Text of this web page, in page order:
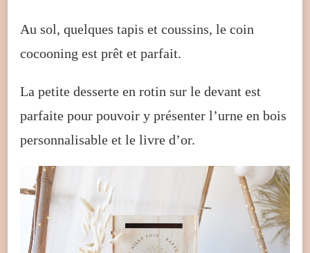
Au sol, quelques tapis et coussins, le coin
cocooning est prêt et parfait.
La petite desserte en rotin sur le devant est
parfaite pour pouvoir y présenter l’urne en bois
personnalisable et le livre d’or.